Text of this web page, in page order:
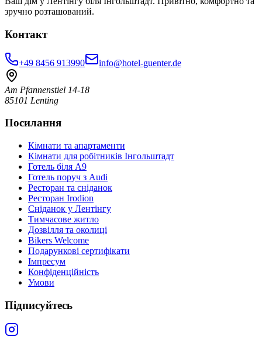
зручно розташований.
Контакт
+49 8456 913990 info@hotel-guenter.de
Am Pfannenstiel 14-18
85101 Lenting
Посилання
Кімнати та апартаменти
Кімнати для робітників Інгольштадт
Готель біля A9
Готель поруч з Audi
Ресторан та сніданок
Ресторан Irodion
Сніданок у Лентінгу
Тимчасове житло
Дозвілля та околиці
Bikers Welcome
Подарункові сертифікати
Імпресум
Конфіденційність
Умови
Підписуйтесь